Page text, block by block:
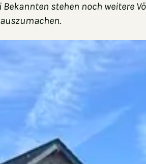
Bekannten stehen noch